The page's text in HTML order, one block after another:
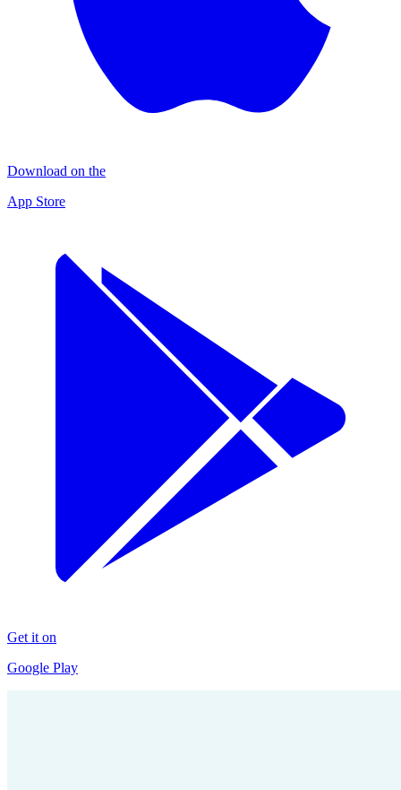
Download on the
App Store
Get it on
Google Play